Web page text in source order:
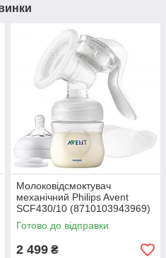
Молоковідсмоктувач
механічний Philips Avent
SCF430/10 (8710103943969)
Готово до відправки
2 499 ₴